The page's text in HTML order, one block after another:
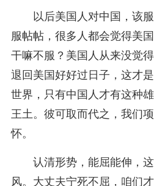
以后美国人对中国，该
服帖帖，很多人都会觉得美
干嘛不服？美国人从来没觉
退回美国好好过日子，这才
世界，只有中国人才有这种
王土。彼可取而代之，我们
怀。
认清形势，能屈能伸，
风。大丈夫宁死不屈，咱们才